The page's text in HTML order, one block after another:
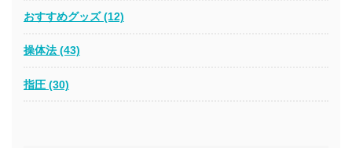
おすすめグッズ (12)
操体法 (43)
指圧 (30)